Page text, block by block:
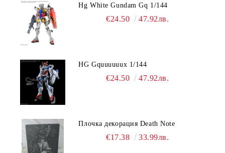
Hg White Gundam Gq 1/144
€24.50 47.92лв.
HG Gquuuuuux 1/144
€24.50 47.92лв.
Плочка декорация Death Note
€17.38 33.99лв.